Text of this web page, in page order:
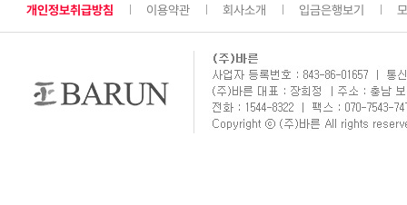
개인정보취급방침 이용약관 회사소개 입금은행보기